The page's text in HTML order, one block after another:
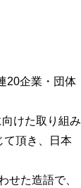
20企業・団体
けた取り組み
て頂き、日本
せた造語で、